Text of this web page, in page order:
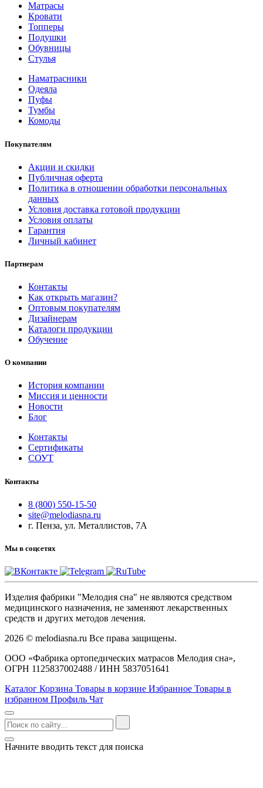
Матрасы
Кровати
Топперы
Подушки
Обувницы
Стулья
Наматрасники
Одеяла
Пуфы
Тумбы
Комоды
Покупателям
Акции и скидки
Публичная оферта
Политика в отношении обработки персональных
данных
Условия доставка готовой продукции
Условия оплаты
Гарантия
Личный кабинет
Партнерам
Контакты
Как открыть магазин?
Оптовым покупателям
Дизайнерам
Каталоги продукции
Обучение
О компании
История компании
Миссия и ценности
Новости
Блог
Контакты
Сертификаты
СОУТ
Контакты
8 (800) 550-15-50
site@melodiasna.ru
г. Пенза, ул. Металлистов, 7А
Мы в соцсетях
Изделия фабрики "Мелодия сна" не являются средством
медицинского назначения, не заменяют лекарственных
средств и других методов лечения.
2026 © melodiasna.ru Все права защищены.
ООО «Фабрика ортопедических матрасов Мелодия сна»,
ОГРН 1125837002488 / ИНН 5837051641
Каталог Корзина Товары в корзине Избранное Товары в
избранном Профиль Чат
Начните вводить текст для поиска